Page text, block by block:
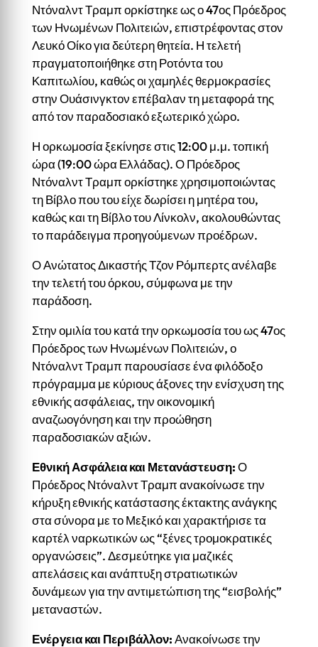
Ντόναλντ Τραμπ ορκίστηκε ως ο 47ος Πρόεδρος
των Ηνωμένων Πολιτειών, επιστρέφοντας στον
Λευκό Οίκο για δεύτερη θητεία. Η τελετή
πραγματοποιήθηκε στη Ροτόντα του
Καπιτωλίου, καθώς οι χαμηλές θερμοκρασίες
στην Ουάσινγκτον επέβαλαν τη μεταφορά της
από τον παραδοσιακό εξωτερικό χώρο.
Η ορκωμοσία ξεκίνησε στις 12:00 μ.μ. τοπική
ώρα (19:00 ώρα Ελλάδας). Ο Πρόεδρος
Ντόναλντ Τραμπ ορκίστηκε χρησιμοποιώντας
τη Βίβλο που του είχε δωρίσει η μητέρα του,
καθώς και τη Βίβλο του Λίνκολν, ακολουθώντας
το παράδειγμα προηγούμενων προέδρων.
Ο Ανώτατος Δικαστής Τζον Ρόμπερτς ανέλαβε
την τελετή του όρκου, σύμφωνα με την
παράδοση.
Στην ομιλία του κατά την ορκωμοσία του ως 47ος
Πρόεδρος των Ηνωμένων Πολιτειών, ο
Ντόναλντ Τραμπ παρουσίασε ένα φιλόδοξο
πρόγραμμα με κύριους άξονες την ενίσχυση της
εθνικής ασφάλειας, την οικονομική
αναζωογόνηση και την προώθηση
παραδοσιακών αξιών.
Εθνική Ασφάλεια και Μετανάστευση:Ο
Πρόεδρος Ντόναλντ Τραμπ ανακοίνωσε την
κήρυξη εθνικής κατάστασης έκτακτης ανάγκης
στα σύνορα με το Μεξικό και χαρακτήρισε τα
καρτέλ ναρκωτικών ως “ξένες τρομοκρατικές
οργανώσεις”. Δεσμεύτηκε για μαζικές
απελάσεις και ανάπτυξη στρατιωτικών
δυνάμεων για την αντιμετώπιση της “εισβολής”
μεταναστών.
Ενέργεια και Περιβάλλον:Ανακοίνωσε την